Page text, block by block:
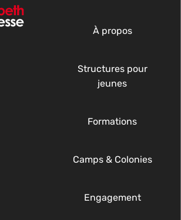
À propos
Structures pour
jeunes
Formations
Camps & Colonies
Engagement